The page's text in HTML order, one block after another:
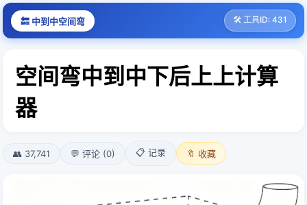
🔙 中到中空间弯 🛠️ 工具ID: 431
空间弯中到中下后上上计算
器
👥 37,741 💬 评论 (0) 📋 记录 🔖 收藏